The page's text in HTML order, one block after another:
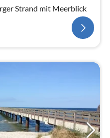
Strand mit Meerblick